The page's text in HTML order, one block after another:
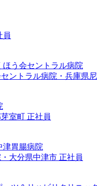
員
う会セントラル病院
ントラル病院・兵庫県
室町 正社員
胃腸病院
大分県中津市 正社員